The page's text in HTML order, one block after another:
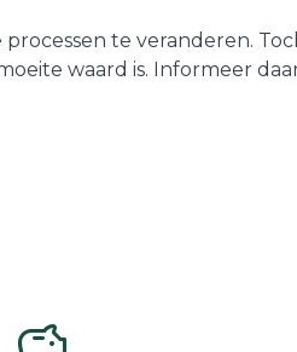
te veranderen.
waard is. Informeer